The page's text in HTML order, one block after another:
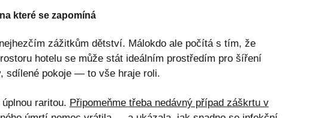
které se zapomíná
zážitkům dětství. Málokdo ale počítá s tím, že
hotelu se může stát ideálním prostředím pro šíření
sdílené pokoje — to vše hraje roli.
raritou. Připomeňme třeba nedávný případ záškrtu v